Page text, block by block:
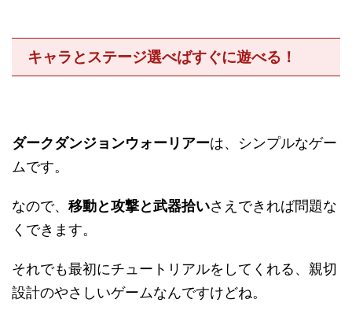
キャラとステージ選べばすぐに遊べる！
ダークダンジョンウォーリアーは、シンプルなゲー
ムです。
なので、 移動と攻撃と武器拾いさえできれば問題な
くできます。
それでも最初にチュートリアルをしてくれる、親切
設計のやさしいゲームなんですけどね。